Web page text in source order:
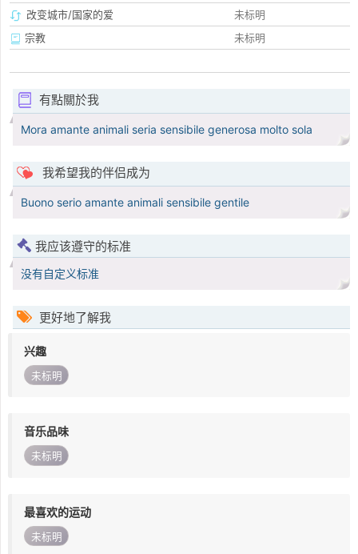
改变城市/国家的爱
未标明
宗教
未标明
有點關於我
Mora amante animali seria sensibile generosa molto sola
我希望我的伴侣成为
Buono serio amante animali sensibile gentile
我应该遵守的标准
没有自定义标准
更好地了解我
兴趣
未标明
音乐品味
未标明
最喜欢的运动
未标明